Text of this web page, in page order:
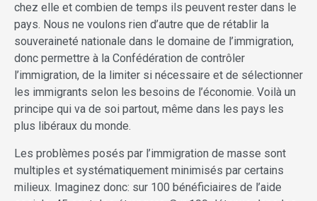
chez elle et combien de temps ils peuvent rester dans le
pays. Nous ne voulons rien d’autre que de rétablir la
souveraineté nationale dans le domaine de l’immigration,
donc permettre à la Confédération de contrôler
l’immigration, de la limiter si nécessaire et de sélectionner
les immigrants selon les besoins de l’économie. Voilà un
principe qui va de soi partout, même dans les pays les
plus libéraux du monde.
Les problèmes posés par l’immigration de masse sont
multiples et systématiquement minimisés par certains
milieux. Imaginez donc: sur 100 bénéficiaires de l’aide